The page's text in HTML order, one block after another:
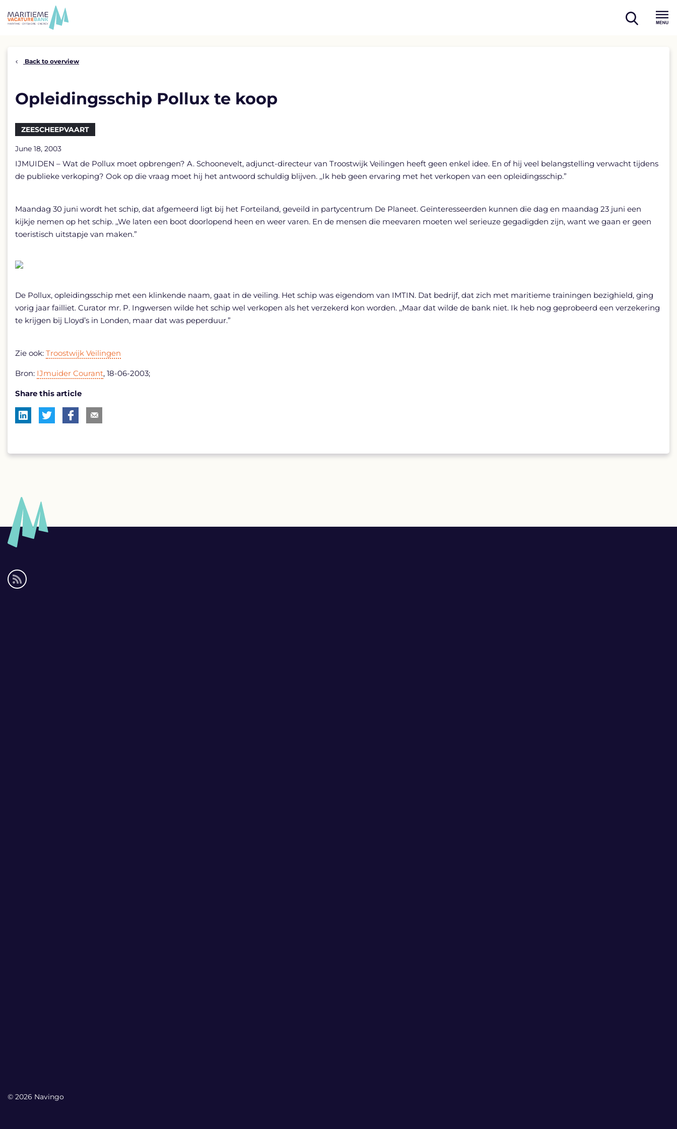
open
Back to overview
Opleidingsschip Pollux te koop
ZEESCHEEPVAART
June 18, 2003
IJMUIDEN – Wat de Pollux moet opbrengen? A. Schoonevelt, adjunct-directeur van Troostwijk Veilingen heeft geen enkel idee. En of hij veel belangstelling verwacht tijdens
de publieke verkoping? Ook op die vraag moet hij het antwoord schuldig blijven. ,,Ik heb geen ervaring met het verkopen van een opleidingsschip.”
Maandag 30 juni wordt het schip, dat afgemeerd ligt bij het Forteiland, geveild in partycentrum De Planeet. Geïnteresseerden kunnen die dag en maandag 23 juni een
kijkje nemen op het schip. ,,We laten een boot doorlopend heen en weer varen. En de mensen die meevaren moeten wel serieuze gegadigden zijn, want we gaan er geen
toeristisch uitstapje van maken.”
De Pollux, opleidingsschip met een klinkende naam, gaat in de veiling. Het schip was eigendom van IMTIN. Dat bedrijf, dat zich met maritieme trainingen bezighield, ging
vorig jaar failliet. Curator mr. P. Ingwersen wilde het schip wel verkopen als het verzekerd kon worden. ,,Maar dat wilde de bank niet. Ik heb nog geprobeerd een verzekering
te krijgen bij Lloyd’s in Londen, maar dat was peperduur.”
Zie ook: Troostwijk Veilingen
Bron: IJmuider Courant, 18-06-2003;
Share this article
Social
media
© 2026 Navingo